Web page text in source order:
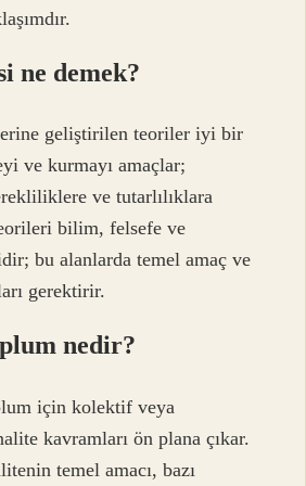
ne demek?
geliştirilen teoriler iyi bir
ve kurmayı amaçlar;
ve tutarlılıklara
bilim, felsefe ve
bu alanlarda temel amaç ve
gerektirir.
nedir?
için kolektif veya
kavramları ön plana çıkar.
temel amacı, bazı